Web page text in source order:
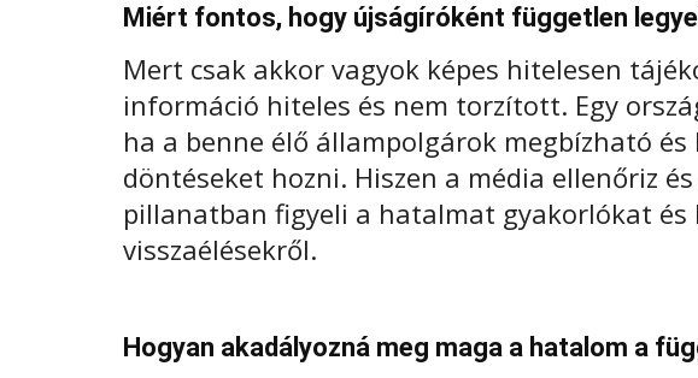
Miért fontos, hogy újságíróként független
Mert csak akkor vagyok képes hitelesen
információ hiteles és nem torzított. Egy
ha a benne élő állampolgárok megbízható
döntéseket hozni. Hiszen a média ellenőriz
pillanatban figyeli a hatalmat gyakorlókat és
visszaélésekről.
Hogyan akadályozná meg maga a hatalom a